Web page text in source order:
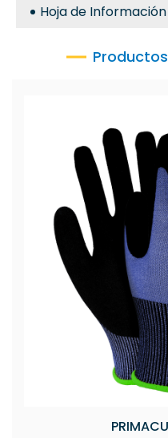
Hoja de